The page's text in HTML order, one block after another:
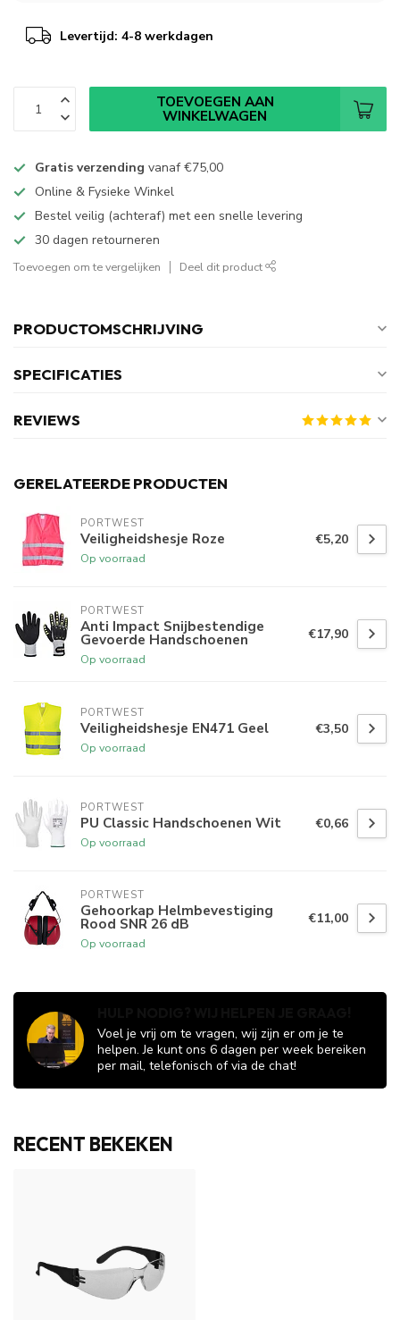
Levertijd: 4-8 werkdagen
TOEVOEGEN AAN
WINKELWAGEN
Gratis verzending vanaf€75,00
Online & Fysieke Winkel
Bestel veilig (achteraf) met een snelle levering
30 dagen retourneren
Toevoegen om te vergelijken Deel dit product
PRODUCTOMSCHRIJVING
SPECIFICATIES
REVIEWS
GERELATEERDE PRODUCTEN
PORTWEST
Veiligheidshesje Roze
Op voorraad
€5,20
PORTWEST
Anti Impact Snijbestendige
Gevoerde Handschoenen
Op voorraad
€17,90
PORTWEST
Veiligheidshesje EN471 Geel
Op voorraad
€3,50
PORTWEST
PU Classic Handschoenen Wit
Op voorraad
€0,66
PORTWEST
Gehoorkap Helmbevestiging
Rood SNR 26 dB
Op voorraad
€11,00
Voel je vrij om te vragen, wij zijn er om je te
helpen. Je kunt ons 6 dagen per week bereiken
per mail, telefonisch of via de chat!
RECENT BEKEKEN